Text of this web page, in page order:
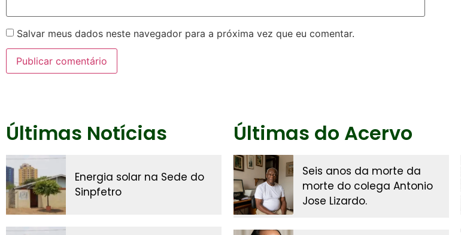
Salvar meus dados neste navegador para a próxima vez que eu comentar.
Últimas Notícias
Energia solar na Sede do
Sinpfetro
Últimas do Acervo
Seis anos da morte da
morte do colega Antonio
Jose Lizardo.